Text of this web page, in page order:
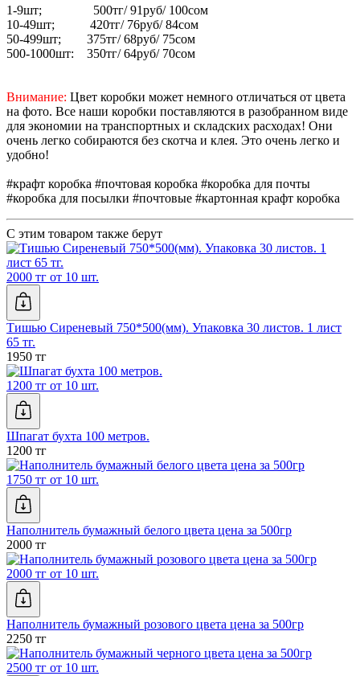
1-9шт; 500тг/ 91руб/ 100сом
10-49шт; 420тг/ 76руб/ 84сом
50-499шт; 375тг/ 68руб/ 75сом
500-1000шт: 350тг/ 64руб/ 70сом
Внимание: Цвет коробки может немного отличаться от цвета
на фото. Все наши коробки поставляются в разобранном виде
для экономии на транспортных и складских расходах! Они
очень легко собираются без скотча и клея. Это очень легко и
удобно!
#крафт коробка #почтовая коробка #коробка для почты
#коробка для посылки #почтовые #картонная крафт коробка
С этим товаром также берут
2000 тг от 10 шт.
Тишью Сиреневый 750*500(мм). Упаковка 30 листов. 1 лист
65 тг.
1950 тг
1200 тг от 10 шт.
Шпагат бухта 100 метров.
1200 тг
1750 тг от 10 шт.
Наполнитель бумажный белого цвета цена за 500гр
2000 тг
2000 тг от 10 шт.
Наполнитель бумажный розового цвета цена за 500гр
2250 тг
2500 тг от 10 шт.